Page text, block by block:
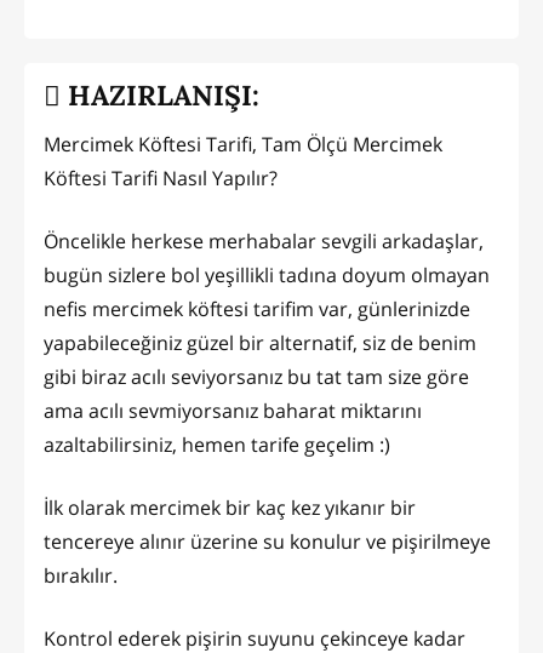
HAZIRLANIŞI:
Mercimek Köftesi Tarifi, Tam Ölçü Mercimek
Köftesi Tarifi Nasıl Yapılır?
Öncelikle herkese merhabalar sevgili arkadaşlar,
bugün sizlere bol yeşillikli tadına doyum olmayan
nefis mercimek köftesi tarifim var, günlerinizde
yapabileceğiniz güzel bir alternatif, siz de benim
gibi biraz acılı seviyorsanız bu tat tam size göre
ama acılı sevmiyorsanız baharat miktarını
azaltabilirsiniz, hemen tarife geçelim :)
İlk olarak mercimek bir kaç kez yıkanır bir
tencereye alınır üzerine su konulur ve pişirilmeye
bırakılır.
Kontrol ederek pişirin suyunu çekinceye kadar